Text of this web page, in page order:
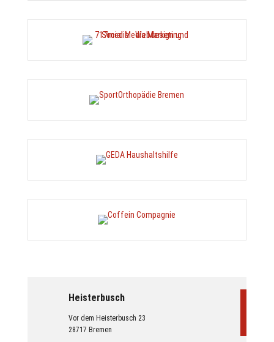
Heisterbusch
Vor dem Heisterbusch 23
28717 Bremen